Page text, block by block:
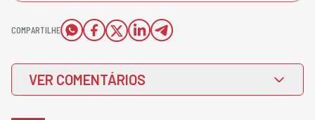
COMPARTILHE
VER COMENTÁRIOS